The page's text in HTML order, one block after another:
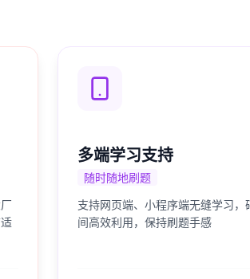
多端学习支持
随时随地刷题
支持网页端、小程序端无缝学习，
间高效利用，保持刷题手感